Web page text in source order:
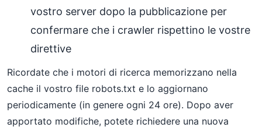
vostro server dopo la pubblicazione per
confermare che i crawler rispettino le vostre
direttive
Ricordate che i motori di ricerca memorizzano nella
cache il vostro file robots.txt e lo aggiornano
periodicamente (in genere ogni 24 ore). Dopo aver
apportato modifiche, potete richiedere una nuova